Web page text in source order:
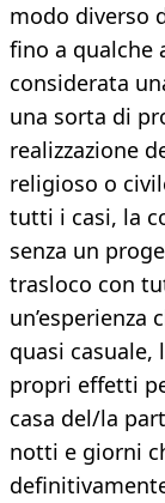
modo diverso
fino a qualche
considerata
una sorta di
realizzazione
religioso o
tutti i casi, la
senza un
trasloco con
quasi
propri effetti
casa del/la
notti e giorni